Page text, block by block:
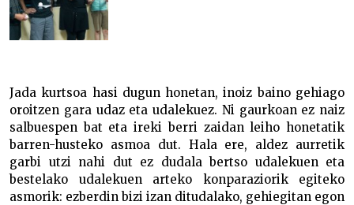
Jada kurtsoa hasi dugun honetan, inoiz baino gehiago
oroitzen gara udaz eta udalekuez. Ni gaurkoan ez naiz
salbuespen bat eta ireki berri zaidan leiho honetatik
barren-husteko asmoa dut. Hala ere, aldez aurretik
garbi utzi nahi dut ez dudala bertso udalekuen eta
bestelako udalekuen arteko konparaziorik egiteko
asmorik: ezberdin bizi izan ditudalako, gehiegitan egon